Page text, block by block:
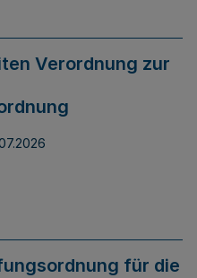
Verordnung zur
für die